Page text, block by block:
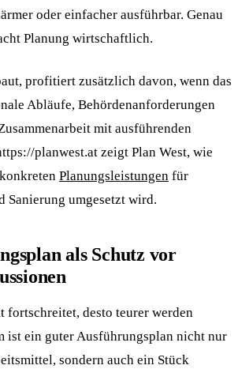
oder einfacher ausführbar. Genau
Planung wirtschaftlich.
profitiert zusätzlich davon, wenn das
Abläufe, Behördenanforderungen
mit ausführenden
planwest.at zeigt Plan West, wie
Planungsleistungen für
Sanierung umgesetzt wird.
als Schutz vor
fortschreitet, desto teurer werden
ist ein guter Ausführungsplan nicht nur
sondern auch ein Stück